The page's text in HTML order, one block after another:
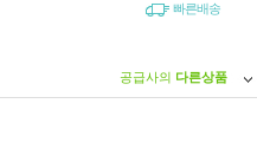
빠른배송
공급사의 다른상품